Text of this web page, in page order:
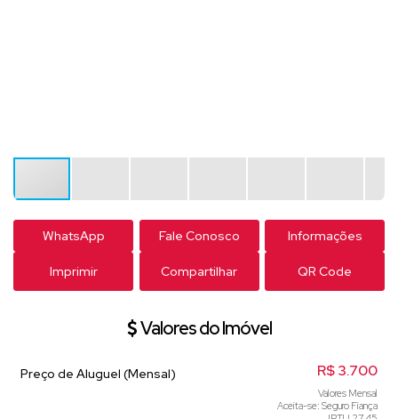
WhatsApp Fale Conosco Informações
Imprimir Compartilhar QR Code
Valores do Imóvel
R$3.700
Preço de Aluguel (Mensal)
Valores Mensal
Aceita-se: Seguro Fiança